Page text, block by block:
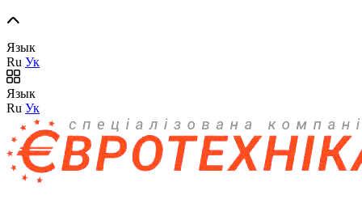
Язык
Ru Ук
Язык
Ru Ук